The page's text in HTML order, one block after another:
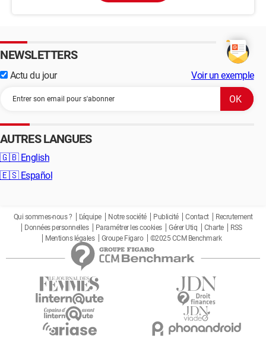
NEWSLETTERS
Actu du jour Voir un exemple
AUTRES LANGUES
🇬🇧 English
🇪🇸 Español
Qui sommes-nous ? L'équipe Notre société Publicité Contact
Recrutement
Données personnelles
Paramétrer les cookies Gérer Utiq Charte
RSS
Mentions légales
Groupe Figaro ©2025 CCM Benchmark